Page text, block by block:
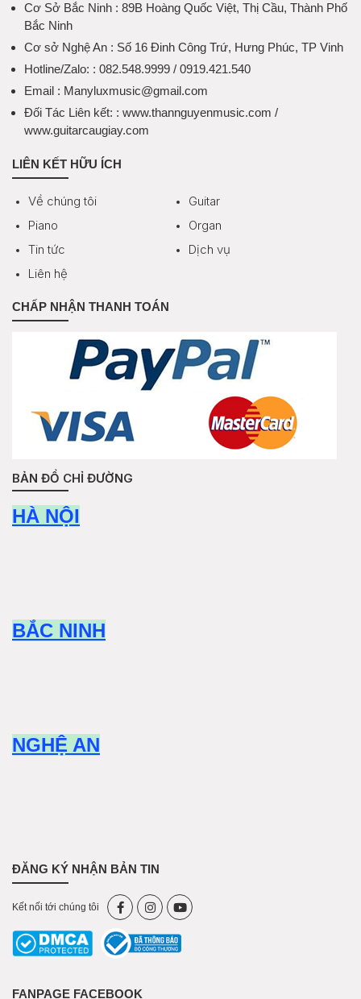
Cơ Sở Bắc Ninh : 89B Hoàng Quốc Việt, Thị Cầu, Thành Phố
Bắc Ninh
Cơ sở Nghệ An : Số 16 Đinh Công Trứ, Hưng Phúc, TP Vinh
Hotline/Zalo: : 082.548.9999 / 0919.421.540
Email : Manyluxmusic@gmail.com
Đối Tác Liên kết: : www.thannguyenmusic.com /
www.guitarcaugiay.com
LIÊN KẾT HỮU ÍCH
Về chúng tôi
Guitar
Piano
Organ
Tin tức
Dịch vụ
Liên hệ
CHẤP NHẬN THANH TOÁN
BẢN ĐỒ CHỈ ĐƯỜNG
HÀ NỘI
BẮC NINH
NGHỆ AN
ĐĂNG KÝ NHẬN BẢN TIN
Kết nối tới chúng tôi
FANPAGE FACEBOOK